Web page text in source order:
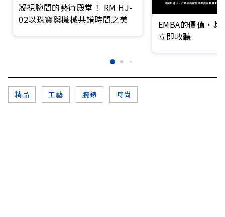
凝視腕間的藝術殿堂！ RM HJ-
02以珠寶與機械共譜時間之美
EMBA的價值，
立即收聽
精品 工藝 腕錶 時尚